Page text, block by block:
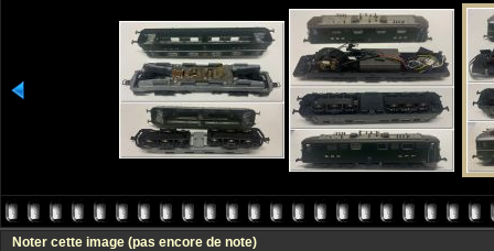
Noter cette image (pas encore de note)